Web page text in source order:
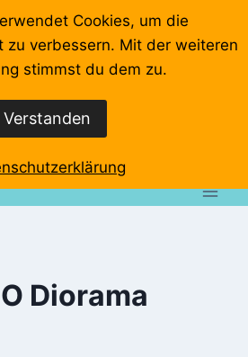
Interviews
Event-Rundgänge
Diorama
Cookies, um die
zu verbessern. Mit der weiteren
stimmst du dem zu.
Verstanden